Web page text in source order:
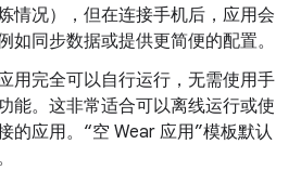
情况），但在连接手机后，应用会
如同步数据或提供更简便的配置。
用完全可以自行运行，无需使用手
能。这非常适合可以离线运行或使
的应用。“空 Wear 应用”模板默认